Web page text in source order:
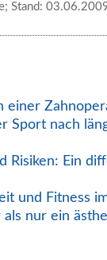
Stand:
einer
Sport nach
Risiken: Ein
und Fitness
nur ein